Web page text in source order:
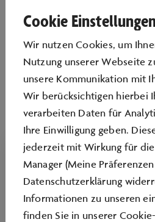
direkt in die Autostadt –
und immer nahbar.
Über alle Themenwochen
mobilem DJ-Set die Angebote
Cookie
Wir nutzen Cookies, um
Nutzung unserer Webseite
unsere Kommunikation mit
Wir berücksichtigen hierbei
verarbeiten Daten für
Ihre Einwilligung geben.
jederzeit mit Wirkung für
Manager (Meine
Datenschutzerklärung
Informationen zu unseren
finden Sie in unserer